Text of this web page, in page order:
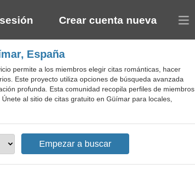
Crear cuenta nueva
España
permite a los miembros elegir citas románticas, hacer
Este proyecto utiliza opciones de búsqueda avanzada
profunda. Esta comunidad recopila perfiles de miembros
al sitio de citas gratuito en Güímar para locales,